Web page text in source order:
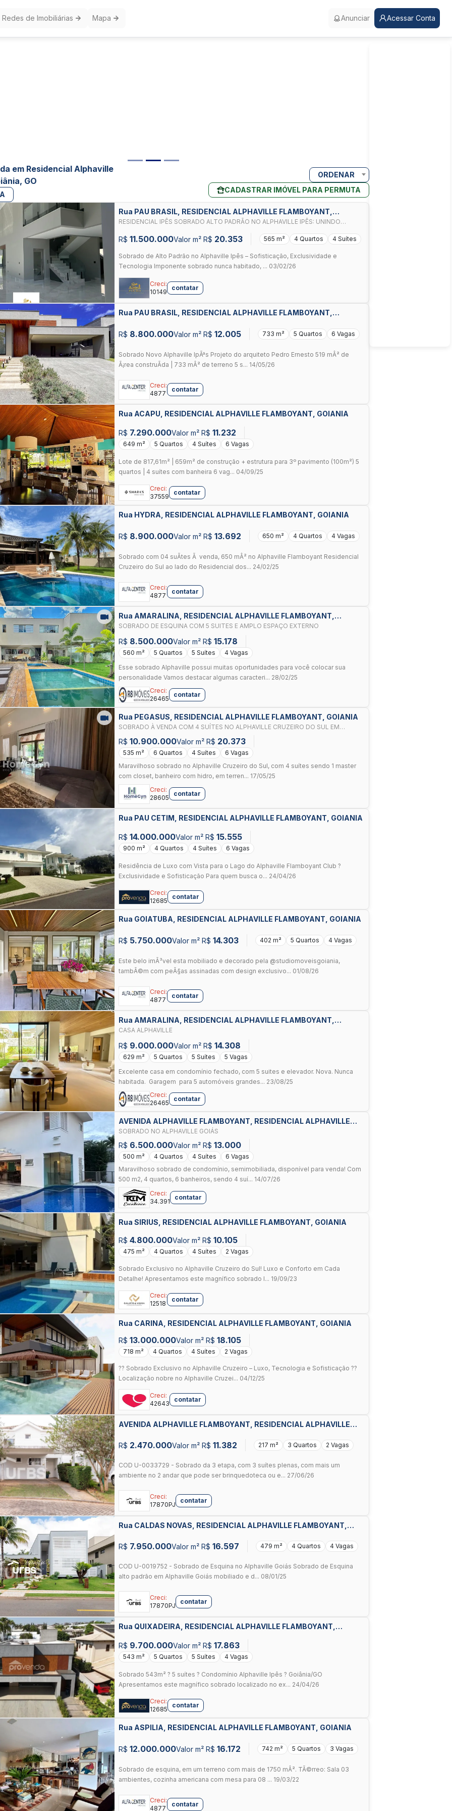
Redes de Imobiliárias Mapa Anunciar Acessar Conta
em Residencial Alphaville
GO
ORDENAR
CADASTRAR IMÓVEL PARA PERMUTA
Rua PAU BRASIL, RESIDENCIAL ALPHAVILLE FLAMBOYANT,
GOIANIA
RESIDENCIAL IPÊS SOBRADO ALTO PADRÃO NO ALPHAVILLE IPÊS: UNINDO
R$ 11.500.000Valor m² R$ 20.353 565 m² 4 Quartos 4 Suítes
Sobrado de Alto Padrão no Alphaville Ipês – Sofisticação, Exclusividade e
Tecnologia Imponente sobrado nunca habitado, ... 03/02/26
Creci:
10149
contatar
Rua PAU BRASIL, RESIDENCIAL ALPHAVILLE FLAMBOYANT,
R$ 8.800.000Valor m² R$ 12.005 733 m² 5 Quartos 6 Vagas
Sobrado Novo Alphaville IpÃªs Projeto do arquiteto Pedro Ernesto 519 mÂ² de
Ã¡rea construÃ­da | 733 mÂ² de terreno 5 s... 14/05/26
Creci:
4877
contatar
Rua ACAPU, RESIDENCIAL ALPHAVILLE FLAMBOYANT, GOIANIA
R$ 7.290.000Valor m² R$ 11.232
649 m² 5 Quartos 4 Suítes 6 Vagas
Lote de 817,61m² | 659m² de construção + estrutura para 3º pavimento (100m²) 5
quartos | 4 suítes com banheira 6 vag... 04/09/25
Creci:
37559
contatar
Rua HYDRA, RESIDENCIAL ALPHAVILLE FLAMBOYANT, GOIANIA
R$ 8.900.000Valor m² R$ 13.692 650 m² 4 Quartos 4 Vagas
Sobrado com 04 suÃ­tes Ã venda, 650 mÂ² no Alphaville Flamboyant Residencial
Cruzeiro do Sul ao lado do Residencial dos... 24/02/25
Creci:
4877
contatar
Rua AMARALINA, RESIDENCIAL ALPHAVILLE FLAMBOYANT,
GOIANIA
SOBRADO DE ESQUINA COM 5 SUITES E AMPLO ESPAÇO EXTERNO
R$ 8.500.000Valor m² R$ 15.178
560 m² 5 Quartos 5 Suítes
4 Vagas
Esse sobrado Alphaville possui muitas oportunidades para você colocar sua
personalidade Vamos destacar algumas caracteri... 28/02/25
Creci:
26465
contatar
Rua PEGASUS, RESIDENCIAL ALPHAVILLE FLAMBOYANT, GOIANIA
SOBRADO À VENDA COM 4 SUÍTES NO ALPHAVILLE CRUZEIRO DO SUL EM
GOIÂNIA GO.
R$ 10.900.000Valor m² R$ 20.373
535 m² 6 Quartos 4 Suítes
6 Vagas
Maravilhoso sobrado no Alphaville Cruzeiro do Sul, com 4 suítes sendo 1 master
com closet, banheiro com hidro, em terren... 17/05/25
Creci:
28605
contatar
Rua PAU CETIM, RESIDENCIAL ALPHAVILLE FLAMBOYANT, GOIANIA
R$ 14.000.000Valor m² R$ 15.555
900 m² 4 Quartos 4 Suítes 6 Vagas
Residência de Luxo com Vista para o Lago do Alphaville Flamboyant Club ?
Exclusividade e Sofisticação Para quem busca o... 24/04/26
Creci:
12685
contatar
Rua GOIATUBA, RESIDENCIAL ALPHAVILLE FLAMBOYANT, GOIANIA
R$ 5.750.000Valor m² R$ 14.303 402 m² 5 Quartos 4 Vagas
Este belo imÃ³vel esta mobiliado e decorado pela @studiomoveisgoiania,
tambÃ©m com peÃ§as assinadas com design exclusivo... 01/08/26
Creci:
4877
contatar
Rua AMARALINA, RESIDENCIAL ALPHAVILLE FLAMBOYANT,
GOIANIA
CASA ALPHAVILLE
R$ 9.000.000Valor m² R$ 14.308
629 m² 5 Quartos 5 Suítes
5 Vagas
Excelente casa em condomínio fechado, com 5 suites e elevador. Nova. Nunca
habitada. Garagem para 5 automóveis grandes... 23/08/25
Creci:
26465
contatar
AVENIDA ALPHAVILLE FLAMBOYANT, RESIDENCIAL ALPHAVILLE
FLAMBOYANT, GOIANIA
SOBRADO NO ALPHAVILLE GOIÁS
R$ 6.500.000Valor m² R$ 13.000
500 m² 4 Quartos 4 Suítes
6 Vagas
Maravilhoso sobrado de condomínio, semimobiliada, disponível para venda! Com
500 m2, 4 quartos, 6 banheiros, sendo 4 suí... 14/07/26
Creci:
34.391
contatar
Rua SIRIUS, RESIDENCIAL ALPHAVILLE FLAMBOYANT, GOIANIA
R$ 4.800.000Valor m² R$ 10.105
475 m² 4 Quartos 4 Suítes 2 Vagas
Sobrado Exclusivo no Alphaville Cruzeiro do Sul! Luxo e Conforto em Cada
Detalhe! Apresentamos este magnífico sobrado l... 19/09/23
Creci:
12518
contatar
Rua CARINA, RESIDENCIAL ALPHAVILLE FLAMBOYANT, GOIANIA
R$ 13.000.000Valor m² R$ 18.105
718 m² 4 Quartos 4 Suítes 2 Vagas
?? Sobrado Exclusivo no Alphaville Cruzeiro – Luxo, Tecnologia e Sofisticação ??
Localização nobre no Alphaville Cruzei... 04/12/25
Creci:
42643
contatar
AVENIDA ALPHAVILLE FLAMBOYANT, RESIDENCIAL ALPHAVILLE
R$ 2.470.000Valor m² R$ 11.382 217 m² 3 Quartos 2 Vagas
COD U-0033729 - Sobrado da 3 etapa, com 3 suítes plenas, com mais um
ambiente no 2 andar que pode ser brinquedoteca ou e... 27/06/26
Creci:
17870PJ
contatar
Rua CALDAS NOVAS, RESIDENCIAL ALPHAVILLE FLAMBOYANT,
R$ 7.950.000Valor m² R$ 16.597 479 m² 4 Quartos 4 Vagas
COD U-0019752 - Sobrado de Esquina no Alphaville Goiás Sobrado de Esquina
alto padrão em Alphaville Goiás mobiliado e d... 08/01/25
Creci:
17870PJ
contatar
Rua QUIXADEIRA, RESIDENCIAL ALPHAVILLE FLAMBOYANT,
R$ 9.700.000Valor m² R$ 17.863
543 m² 5 Quartos 5 Suítes 4 Vagas
Sobrado 543m² ? 5 suítes ? Condomínio Alphaville Ipês ? Goiânia/GO
Apresentamos este magnífico sobrado localizado no ex... 24/04/26
Creci:
12685
contatar
Rua ASPILIA, RESIDENCIAL ALPHAVILLE FLAMBOYANT, GOIANIA
R$ 12.000.000Valor m² R$ 16.172 742 m² 5 Quartos 3 Vagas
Sobrado de esquina, em um terreno com mais de 1750 mÂ². TÃ©rreo: Sala 03
ambientes, cozinha americana com mesa para 08 ... 19/03/22
Creci:
4877
contatar